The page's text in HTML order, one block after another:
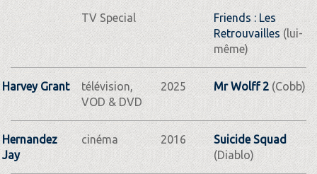
TV Special
Friends : Les
Retrouvailles(lui-
même)
Harvey Grant
télévision,
VOD & DVD
2025 Mr Wolff 2(Cobb)
Hernandez
Jay
cinéma 2016
Suicide Squad
(Diablo)